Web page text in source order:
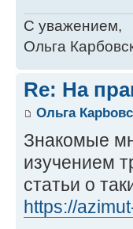
С уважением,
Ольга
Re: На
Ольга
Знакомые
изучением
статьи о
https://